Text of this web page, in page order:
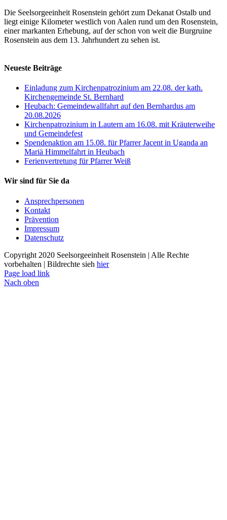
Die Seelsorgeeinheit Rosenstein gehört zum Dekanat Ostalb und
liegt einige Kilometer westlich von Aalen rund um den Rosenstein,
einer markanten Erhebung, auf der schon von weit die Burgruine
Rosenstein aus dem 13. Jahrhundert zu sehen ist.
Neueste Beiträge
Einladung zum Kirchenpatrozinium am 22.08. der kath.
Kirchengemeinde St. Bernhard
Heubach: Gemeindewallfahrt auf den Bernhardus am
20.08.2026
Kirchenpatrozinium in Lautern am 16.08. mit Kräuterweihe
und Gemeindefest
Spendenaktion am 15.08. für Pfarrer Jacent in Uganda an
Mariä Himmelfahrt in Heubach
Ferienvertretung für Pfarrer Weiß
Wir sind für Sie da
Ansprechpersonen
Kontakt
Prävention
Impressum
Datenschutz
Copyright 2020 Seelsorgeeinheit Rosenstein | Alle Rechte
vorbehalten | Bildrechte sieh hier
Page load link
Nach oben